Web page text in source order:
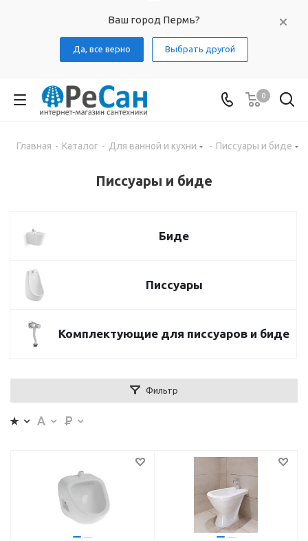
Ваш город Пермь?
Да, все верно Выбрать другой
0
Главная - Каталог - Для ванной и кухни - Писсуары и биде
Писсуары и биде
Биде
Писсуары
Комплектующие для писсуаров и биде
Фильтр